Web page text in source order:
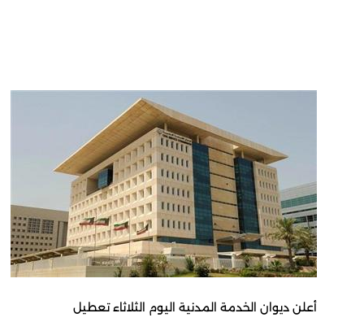
أعلن ديوان الخدمة المدنية اليوم الثلاثاء تعطيل